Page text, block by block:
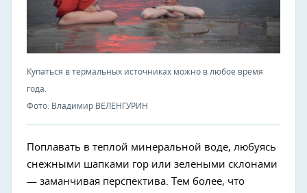
Купаться в термальных источниках можно в любое время
года.
Фото: Владимир ВЕЛЕНГУРИН
Поплавать в теплой минеральной воде, любуясь
снежными шапками гор или зелеными склонами
— заманчивая перспектива. Тем более, что